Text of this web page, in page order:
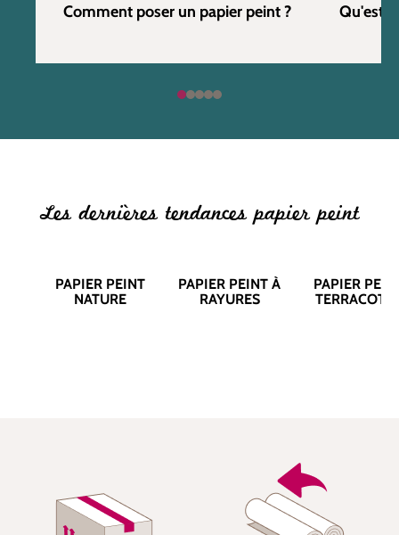
Comment poser un papier peint ? Qu'est
Les dernières tendances papier peint
PAPIER PEINT
NATURE
PAPIER PEINT À
RAYURES
PAPIER